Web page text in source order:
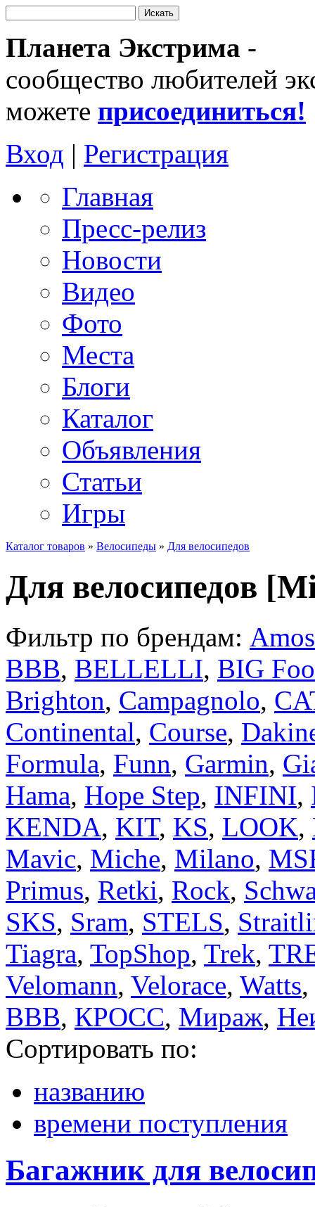
Планета Экстрима -
сообщество любителей
можете присоединиться!
Вход | Регистрация
Главная
Пресс-релиз
Новости
Видео
Фото
Места
Блоги
Каталог
Объявления
Статьи
Игры
Каталог товаров » Велосипеды » Для велосипедов
Для велосипедов
Фильтр по брендам: Amos
BBB, BELLELLI, BIG
Brighton, Campagnolo,
Continental, Course,
Formula, Funn, Garmin,
Hama, Hope Step, INFINI,
KENDA, KIT, KS, LOOK,
Mavic, Miche, Milano,
Primus, Retki, Rock,
SKS, Sram, STELS,
Tiagra, TopShop, Trek,
Velomann, Velorace, Watts,
ВВВ, КРОСС, Мираж,
Сортировать по:
названию
времени поступления
Багажник для